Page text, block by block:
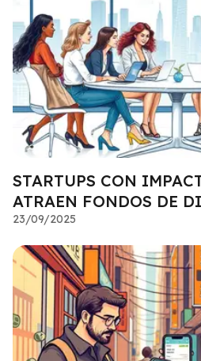
STARTUPS CON
ATRAEN FONDOS DE
23/09/2025